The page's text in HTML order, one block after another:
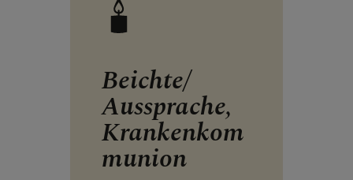
Beichte/
Aussprache,
Krankenkom
munion